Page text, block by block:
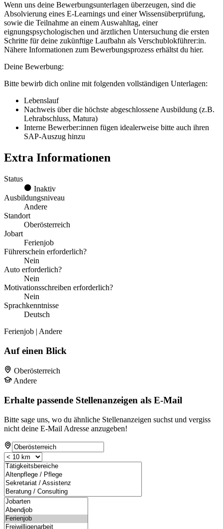
Wenn uns deine Bewerbungsunterlagen überzeugen, sind die
Absolvierung eines E-Learnings und einer Wissensüberprüfung,
sowie die Teilnahme an einem Auswahltag, einer
eignungspsychologischen und ärztlichen Untersuchung die ersten
Schritte für deine zukünftige Laufbahn als Verschublokführer:in.
Nähere Informationen zum Bewerbungsprozess erhältst du hier.
Deine Bewerbung:
Bitte bewirb dich online mit folgenden vollständigen Unterlagen:
Lebenslauf
Nachweis über die höchste abgeschlossene Ausbildung (z.B.
Lehrabschluss, Matura)
Interne Bewerber:innen fügen idealerweise bitte auch ihren
SAP-Auszug hinzu
Extra Informationen
Status
Inaktiv
Ausbildungsniveau
Andere
Standort
Oberösterreich
Jobart
Ferienjob
Führerschein erforderlich?
Nein
Auto erforderlich?
Nein
Motivationsschreiben erforderlich?
Nein
Sprachkenntnisse
Deutsch
Ferienjob | Andere
Auf einen Blick
Oberösterreich
Andere
Erhalte passende Stellenanzeigen als E-Mail
Bitte sage uns, wo du ähnliche Stellenanzeigen suchst und vergiss
nicht deine E-Mail Adresse anzugeben!